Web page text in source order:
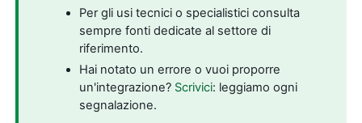
Per gli usi tecnici o specialistici consulta
sempre fonti dedicate al settore di
riferimento.
Hai notato un errore o vuoi proporre
un'integrazione? Scrivici: leggiamo ogni
segnalazione.